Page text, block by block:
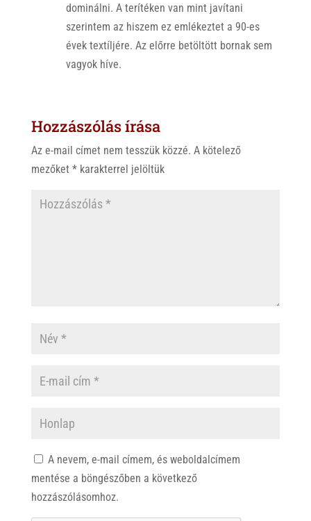
dominálni. A terítéken van mint javítani
szerintem az hiszem ez emlékeztet a 90-es
évek textíljére. Az előrre betöltött bornak sem
vagyok híve.
Hozzászólás írása
Az e-mail címet nem tesszük közzé. A kötelező
mezőket *karakterrel jelöltük
A nevem, e-mail címem, és weboldalcímem
mentése a böngészőben a következő
hozzászólásomhoz.